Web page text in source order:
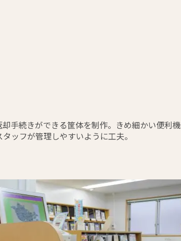
手続きができる筐体を制作。きめ細かい便利機
ッフが管理しやすいように工夫。